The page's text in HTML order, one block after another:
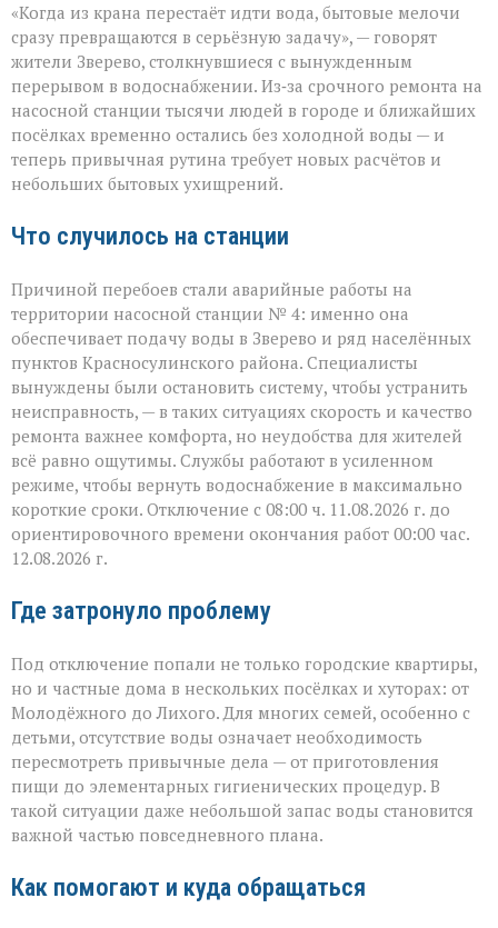
воды
ни
туда
ни
сюда:
в
Зверево
и
окрестностях —
«Когда из крана перестаёт идти вода, бытовые мелочи
сразу превращаются в серьёзную задачу», — говорят
жители Зверево, столкнувшиеся с вынужденным
перерывом в водоснабжении. Из‑за срочного ремонта на
насосной станции тысячи людей в городе и ближайших
посёлках временно остались без холодной воды — и
теперь привычная рутина требует новых расчётов и
небольших бытовых ухищрений.
Что случилось на станции
Причиной перебоев стали аварийные работы на
территории насосной станции № 4: именно она
обеспечивает подачу воды в Зверево и ряд населённых
пунктов Красносулинского района. Специалисты
вынуждены были остановить систему, чтобы устранить
неисправность, — в таких ситуациях скорость и качество
ремонта важнее комфорта, но неудобства для жителей
всё равно ощутимы. Службы работают в усиленном
режиме, чтобы вернуть водоснабжение в максимально
короткие сроки. Отключение с 08:00 ч. 11.08.2026 г. до
ориентировочного времени окончания работ 00:00 час.
12.08.2026 г.
Где затронуло проблему
Под отключение попали не только городские квартиры,
но и частные дома в нескольких посёлках и хуторах: от
Молодёжного до Лихого. Для многих семей, особенно с
детьми, отсутствие воды означает необходимость
пересмотреть привычные дела — от приготовления
пищи до элементарных гигиенических процедур. В
такой ситуации даже небольшой запас воды становится
важной частью повседневного плана.
Как помогают и куда обращаться